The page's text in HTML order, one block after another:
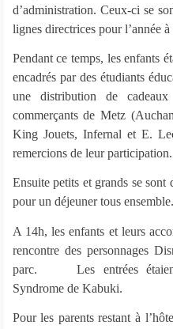
d’administration. Ceux-ci se
lignes directrices pour l’année à
Pendant ce temps, les enfants
encadrés par des étudiants
une distribution de
commerçants de Metz
King Jouets, Infernal et E.
remercions de leur participation.
Ensuite petits et grands se sont
pour un déjeuner tous ensemble.
A 14h, les enfants et leurs
rencontre des personnages
parc. Les entrées étaient
Syndrome de Kabuki.
Pour les parents restant à